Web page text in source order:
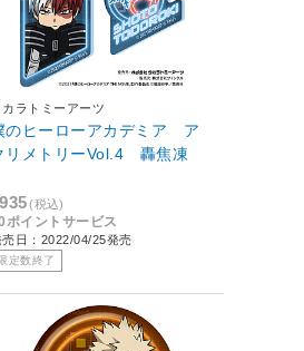
カラトミーアーツ
のヒーローアカデミア ア
リメトリーVol.4 轟焦凍
(税込)
ポイントサービス
売日：2022/04/25発売
定数終了